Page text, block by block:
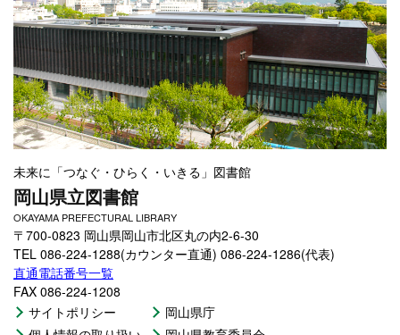
未来に「つなぐ・ひらく・いきる」図書館
岡山県立図書館
OKAYAMA PREFECTURAL LIBRARY
〒700-0823 岡山県岡山市北区丸の内2-6-30
TEL 086-224-1288(カウンター直通) 086-224-1286(代表)
直通電話番号一覧
FAX 086-224-1208
サイトポリシー
岡山県庁